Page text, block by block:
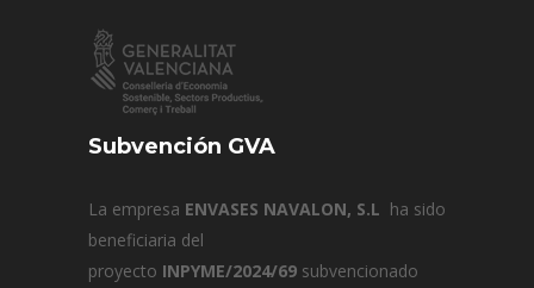
Subvención GVA
La empresa ENVASES NAVALON, S.L ha sido
beneficiaria del
proyecto INPYME/2024/69 subvencionado